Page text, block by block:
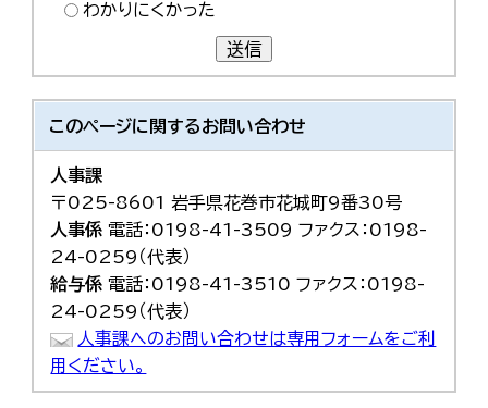
わかりにくかった
送信
このページに関するお問い合わせ
人事課
〒025-8601 岩手県花巻市花城町9番30号
人事係 電話：0198-41-3509 ファクス：0198-
24-0259（代表）
給与係 電話：0198-41-3510 ファクス：0198-
24-0259（代表）
人事課へのお問い合わせは専用フォームをご利
用ください。